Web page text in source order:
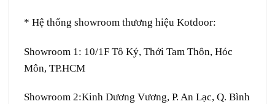
* Hệ thống showroom thương hiệu Kotdoor:
Showroom 1: 10/1F Tô Ký, Thới Tam Thôn, Hóc
Môn, TP.HCM
Showroom 2:Kinh Dương Vương, P. An Lạc, Q. Bình